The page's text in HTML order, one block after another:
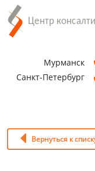
Мурманск
Санкт-Петербург
Вернуться к